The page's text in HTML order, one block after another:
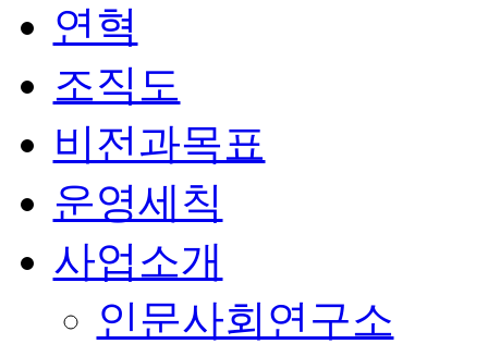
연혁
조직도
비전과목표
운영세칙
사업소개
인문사회연구소